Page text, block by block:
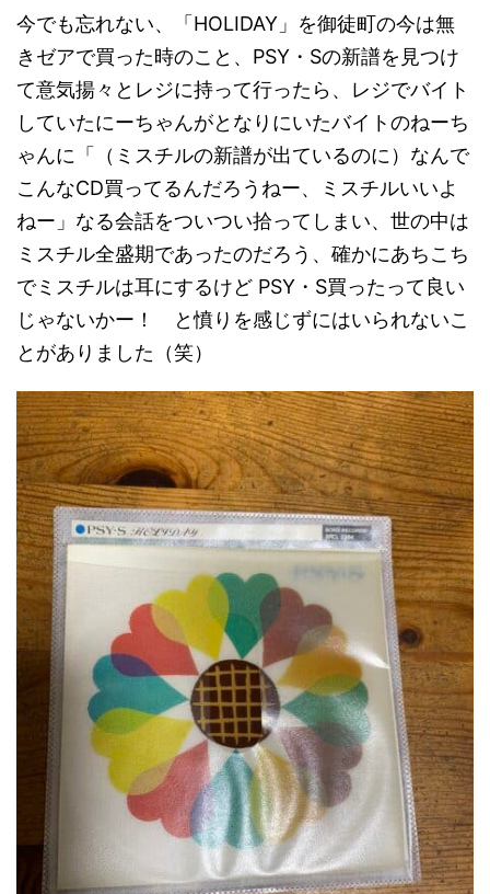
今でも忘れない、「HOLIDAY」を御徒町の今は無
きゼアで買った時のこと、PSY・Sの新譜を見つけ
て意気揚々とレジに持って行ったら、レジでバイト
していたにーちゃんがとなりにいたバイトのねーち
ゃんに「（ミスチルの新譜が出ているのに）なんで
こんなCD買ってるんだろうねー、ミスチルいいよ
ねー」なる会話をついつい拾ってしまい、世の中は
ミスチル全盛期であったのだろう、確かにあちこち
でミスチルは耳にするけど PSY・S買ったって良い
じゃないかー！ と憤りを感じずにはいられないこ
とがありました（笑）